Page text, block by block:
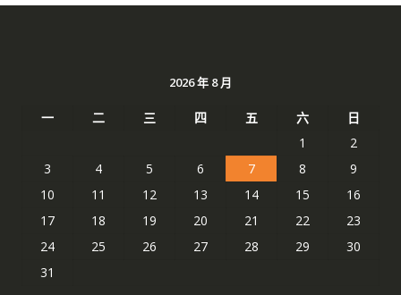
2026 年 8 月
一 二 三 四 五 六
日
1
2
3
4 5 6 7 8
9
10
11 12 13 14 15
16
17
18 19 20 21 22
23
24
25 26 27 28 29
30
31